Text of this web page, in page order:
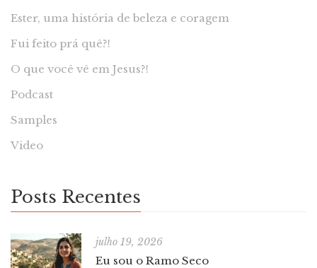
Ester, uma história de beleza e coragem
Fui feito prá quê?!
O que você vê em Jesus?!
Podcast
Samples
Video
Posts Recentes
julho 19, 2026
Eu sou o Ramo Seco